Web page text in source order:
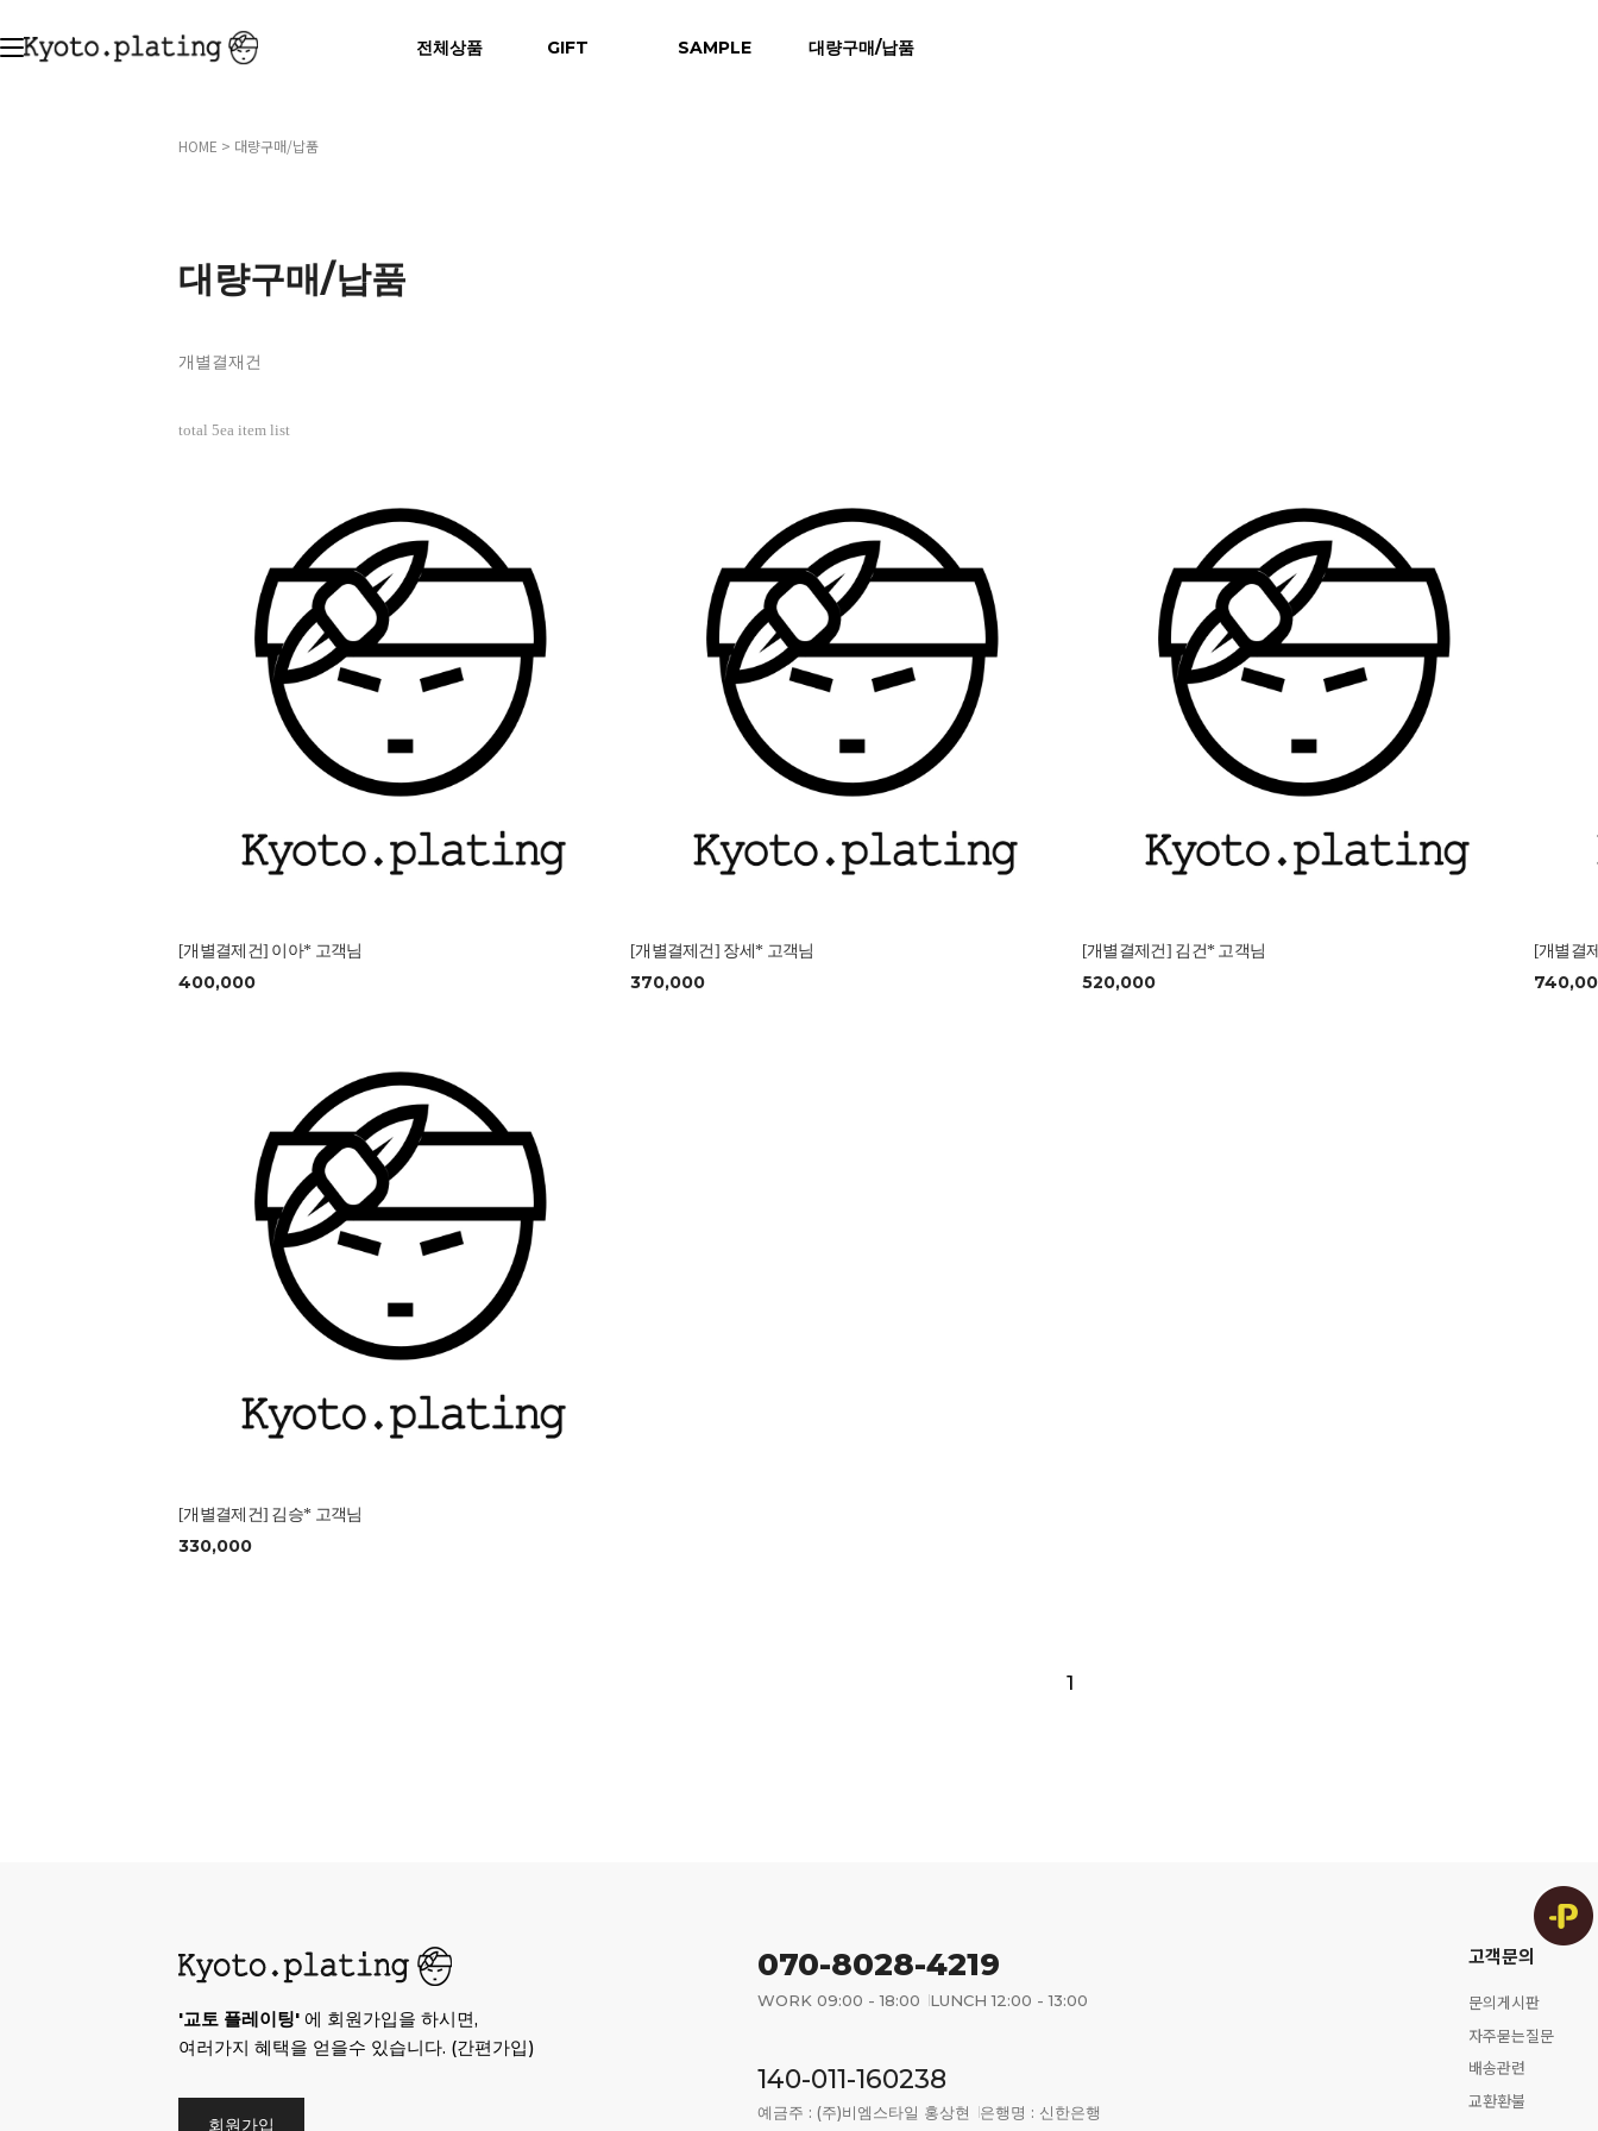
전체상품 GIFT SAMPLE 대량구매/납품
HOME > 대량구매/납품
대량구매/납품
개별결재건
total 5ea item list
[개별결제건] 이아* 고객님
400,000
[개별결제건] 장세* 고객님
370,000
[개별결제건] 김건* 고객님
520,000
[개별결
[개별결제건] 김승* 고객님
330,000
1
'교토 플레이팅' 에 회원가입을 하시면,
여러가지 혜택을 얻을수 있습니다. (간편가입)
회원가입
070-8028-4219
WORK 09:00 - 18:00 LUNCH 12:00 - 13:00
140-011-160238
예금주 : (주)비엠스타일 홍상현 은행명 : 신한은행
고객문의
문의게시판
자주묻는질문
배송관련
교환환불